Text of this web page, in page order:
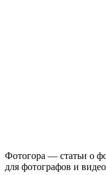
Фотогора — статьи о
для фотографов и